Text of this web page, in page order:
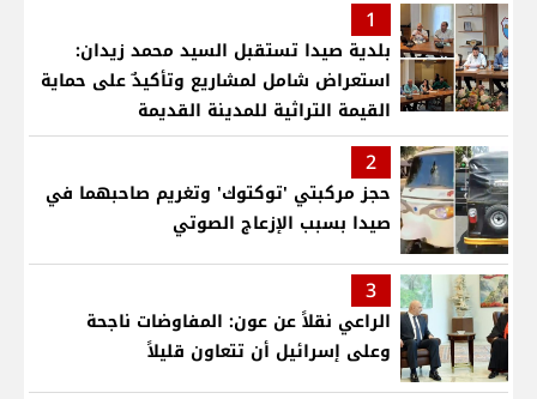
1
بلدية صيدا تستقبل السيد محمد زيدان:
استعراض شامل لمشاريع وتأكيدٌ على حماية
القيمة التراثية للمدينة القديمة
2
حجز مركبتي 'توكتوك' وتغريم صاحبهما في
صيدا بسبب الإزعاج الصوتي
3
الراعي نقلاً عن عون: المفاوضات ناجحة
وعلى إسرائيل أن تتعاون قليلاً